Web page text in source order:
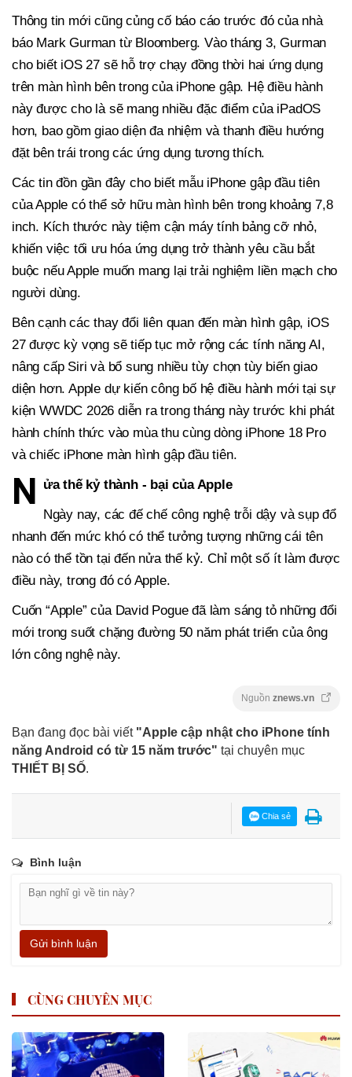
Thông tin mới cũng củng cố báo cáo trước đó của nhà
báo Mark Gurman từ Bloomberg. Vào tháng 3, Gurman
cho biết iOS 27 sẽ hỗ trợ chạy đồng thời hai ứng dụng
trên màn hình bên trong của iPhone gập. Hệ điều hành
này được cho là sẽ mang nhiều đặc điểm của iPadOS
hơn, bao gồm giao diện đa nhiệm và thanh điều hướng
đặt bên trái trong các ứng dụng tương thích.
Các tin đồn gần đây cho biết mẫu iPhone gập đầu tiên
của Apple có thể sở hữu màn hình bên trong khoảng 7,8
inch. Kích thước này tiệm cận máy tính bảng cỡ nhỏ,
khiến việc tối ưu hóa ứng dụng trở thành yêu cầu bắt
buộc nếu Apple muốn mang lại trải nghiệm liền mạch cho
người dùng.
Bên cạnh các thay đổi liên quan đến màn hình gập, iOS
27 được kỳ vọng sẽ tiếp tục mở rộng các tính năng AI,
nâng cấp Siri và bổ sung nhiều tùy chọn tùy biến giao
diện hơn. Apple dự kiến công bố hệ điều hành mới tại sự
kiện WWDC 2026 diễn ra trong tháng này trước khi phát
hành chính thức vào mùa thu cùng dòng iPhone 18 Pro
và chiếc iPhone màn hình gập đầu tiên.
N ửa thế kỷ thành - bại của Apple
Ngày nay, các đế chế công nghệ trỗi dậy và sụp đổ
nhanh đến mức khó có thể tưởng tượng những cái tên
nào có thể tồn tại đến nửa thế kỷ. Chỉ một số ít làm được
điều này, trong đó có Apple.
Cuốn “Apple” của David Pogue đã làm sáng tỏ những đổi
mới trong suốt chặng đường 50 năm phát triển của ông
lớn công nghệ này.
Nguồn znews.vn
Bạn đang đọc bài viết "Apple cập nhật cho iPhone tính
năng Android có từ 15 năm trước" tại chuyên mục
THIẾT BỊ SỐ.
Chia sẻ
Bình luận
Gửi bình luận
CÙNG CHUYÊN MỤC